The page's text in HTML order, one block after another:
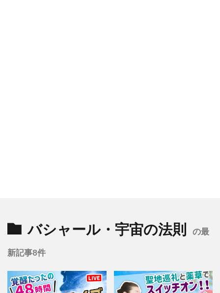
バシャール・宇宙の法則 の最
新記事8件